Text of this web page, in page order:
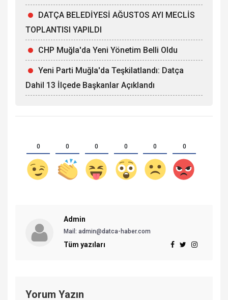
DATÇA BELEDİYESİ AĞUSTOS AYI MECLİS
TOPLANTISI YAPILDI
CHP Muğla'da Yeni Yönetim Belli Oldu
Yeni Parti Muğla'da Teşkilatlandı: Datça
Dahil 13 İlçede Başkanlar Açıklandı
0 0 0 0 0 0
Admin
Mail: admin@datca-haber.com
Tüm yazıları
Yorum Yazın